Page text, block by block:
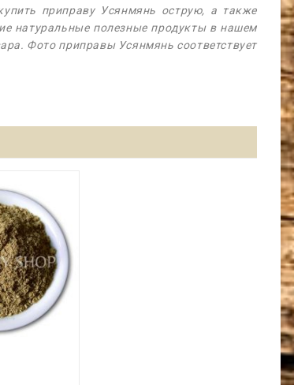
приправу Усянмянь острую, а также
натуральные полезные продукты в нашем
Фото приправы Усянмянь соответствует